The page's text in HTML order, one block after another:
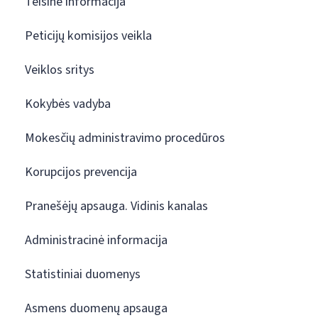
Peticijų komisijos veikla
Veiklos sritys
Kokybės vadyba
Mokesčių administravimo procedūros
Korupcijos prevencija
Pranešėjų apsauga. Vidinis kanalas
Administracinė informacija
Statistiniai duomenys
Asmens duomenų apsauga